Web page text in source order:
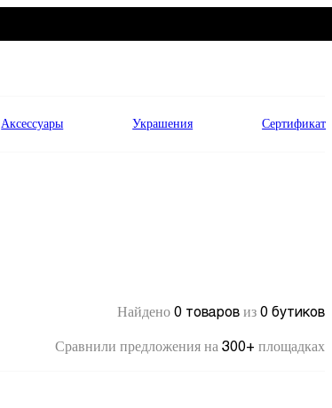
Аксессуары Украшения Сертификат
Найдено 0 товаров из 0 бутиков
Сравнили предложения на 300+ площадках